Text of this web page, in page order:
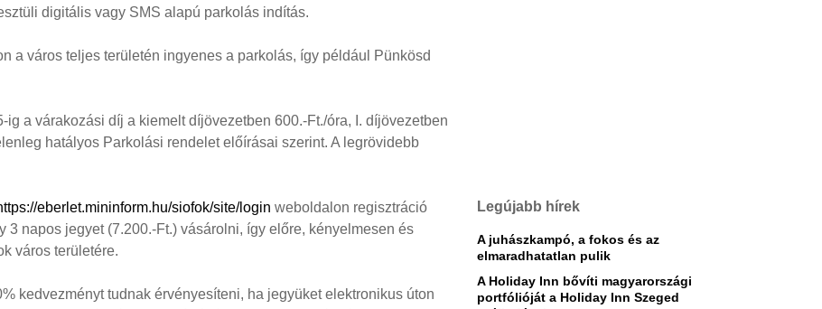
digitális vagy SMS alapú parkolás indítás.
a város teljes területén ingyenes a parkolás, így például Pünkösd
a várakozási díj a kiemelt díjövezetben 600.-Ft./óra, I. díjövezetben
hatályos Parkolási rendelet előírásai szerint. A legrövidebb
eberlet.mininform.hu/siofok/site/login weboldalon regisztráció
napos jegyet (7.200.-Ft.) vásárolni, így előre, kényelmesen és
város területére.
kedvezményt tudnak érvényesíteni, ha jegyüket elektronikus úton
Legújabb hírek
A juhászkampó, a fokos és az
elmaradhatatlan pulik
A Holiday Inn bővíti magyarországi
portfólióját a Holiday Inn Szeged